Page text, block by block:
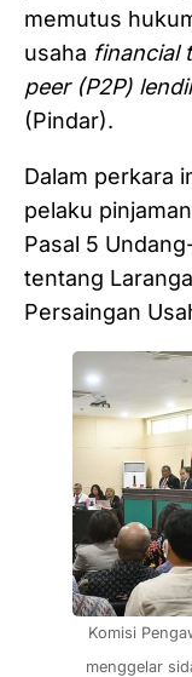
memutus
usaha financial
peer (P2P)
(Pindar).
Dalam perkara
pelaku
Pasal 5
tentang
Persaingan
Komisi
menggelar